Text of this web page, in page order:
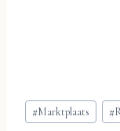
Bericht
tags:
#Marktplaats #